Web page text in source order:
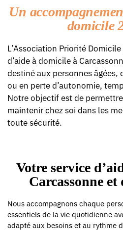
Un
domicile
L’Association Priorité
d’aide à domicile à
destiné aux personnes
ou en perte d’autonomie,
Notre objectif est de
maintenir chez soi dans les
toute sécurité.
Votre service
Carcassonne et
Nous accompagnons chaque
essentiels de la vie quotidienne
adapté aux besoins et au rythme